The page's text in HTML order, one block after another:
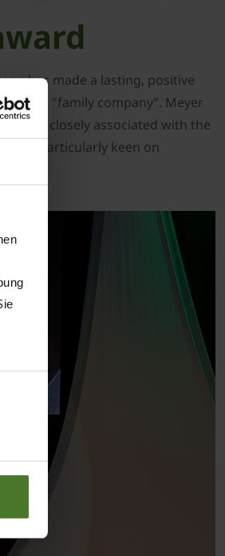
has made a lasting, positive
term "family company”. Meyer
closely associated with the
is particularly keen on